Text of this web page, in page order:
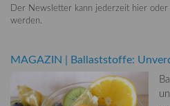
Der Newsletter kann jederzeit hier
werden.
MAGAZIN | Ballaststoffe: